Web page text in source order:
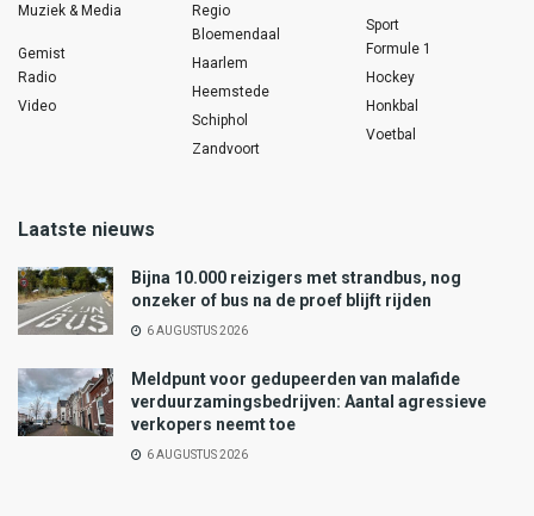
Muziek & Media
Gemist
Radio
Video
Regio
Bloemendaal
Haarlem
Heemstede
Schiphol
Zandvoort
Sport
Formule 1
Hockey
Honkbal
Voetbal
Laatste nieuws
Bijna 10.000 reizigers met strandbus, nog
onzeker of bus na de proef blijft rijden
6 AUGUSTUS 2026
Meldpunt voor gedupeerden van malafide
verduurzamingsbedrijven: Aantal agressieve
verkopers neemt toe
6 AUGUSTUS 2026